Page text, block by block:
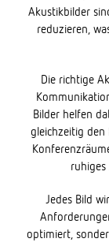
Akustikbilder
reduzieren,
Die richtige
Bilder helfen
gleichzeitig den
Jedes Bild
optimiert,